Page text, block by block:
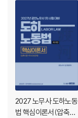
2027 노무사 도하노동
법 핵심이론서(압축이